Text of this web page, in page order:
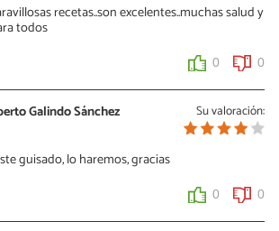
recetas..son excelentes..muchas salud y
todos
0 0
Su valoración:
Galindo Sánchez
guisado, lo haremos, gracias
0 0